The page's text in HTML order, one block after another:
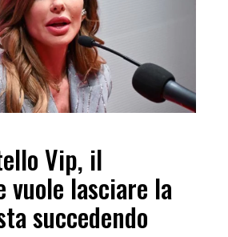
Vip, il
vuole lasciare la
succedendo